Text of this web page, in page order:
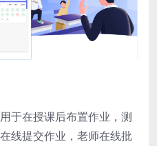
于在授课后布置作业，测
线提交作业，老师在线批